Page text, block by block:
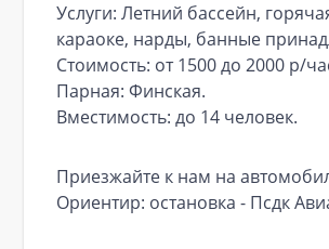
Услуги: Летний бассейн,
караоке, нарды, банные
Стоимость: от 1500 до 2000 р/
Парная: Финская.
Вместимость: до 14 человек.
Приезжайте к нам на
Ориентир: остановка - Псдк